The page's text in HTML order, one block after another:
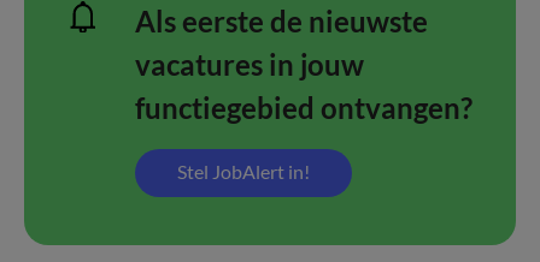
Als eerste de nieuwste
vacatures in jouw
functiegebied ontvangen?
Stel JobAlert in!